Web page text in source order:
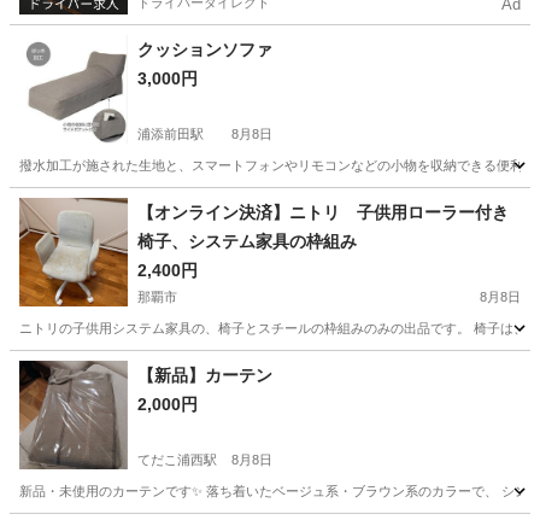
Ad
クッションソファ
3,000円
浦添前田駅 8月8日
撥水加工が施された生地と、スマートフォンやリモコンなどの小物を収納できる便利
沖縄 宜野湾市 浦添前田駅 ソファ
【オンライン決済】ニトリ 子供用ローラー付き
椅子、システム家具の枠組み
2,400円
那覇市 8月8日
ニトリの子供用システム家具の、椅子とスチールの枠組みのみの出品です。 椅子は
沖縄 那覇市 椅子
【新品】カーテン
2,000円
てだこ浦西駅 8月8日
新品・未使用のカーテンです✨ 落ち着いたベージュ系・ブラウン系のカラーで、 シ